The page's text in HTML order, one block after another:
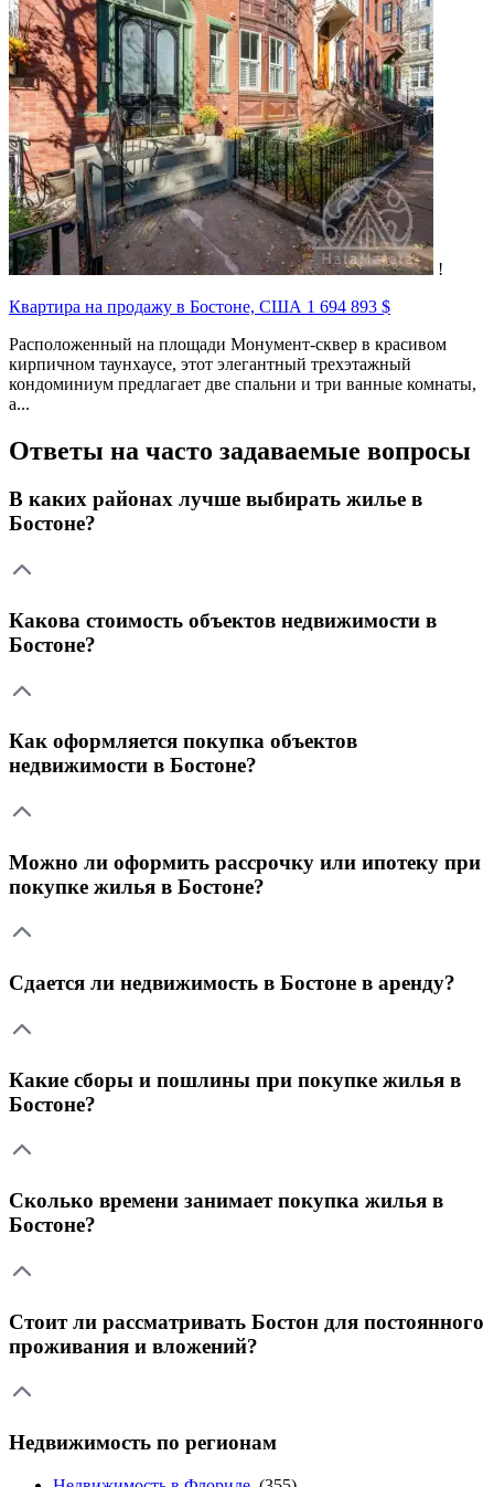
!
Квартира на продажу в Бостоне, США 1 694 893 $
Расположенный на площади Монумент-сквер в красивом
кирпичном таунхаусе, этот элегантный трехэтажный
кондоминиум предлагает две спальни и три ванные комнаты,
а...
Ответы на часто задаваемые вопросы
В каких районах лучше выбирать жилье в
Бостоне?
Какова стоимость объектов недвижимости в
Бостоне?
Как оформляется покупка объектов
недвижимости в Бостоне?
Можно ли оформить рассрочку или ипотеку при
покупке жилья в Бостоне?
Сдается ли недвижимость в Бостоне в аренду?
Какие сборы и пошлины при покупке жилья в
Бостоне?
Сколько времени занимает покупка жилья в
Бостоне?
Стоит ли рассматривать Бостон для постоянного
проживания и вложений?
Недвижимость по регионам